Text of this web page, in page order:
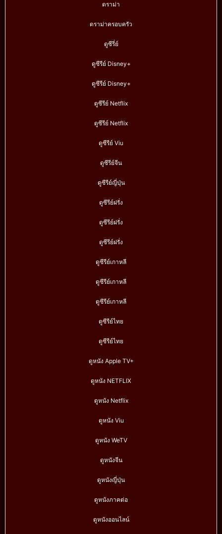
ดราม่า
ดราม่าครอบครัว
ดูซีรี่ย์
ดูซีรีย์ Disney+
ดูซีรีย์ Disney+
ดูซีรีย์ Netflix
ดูซีรีย์ Netflix
ดูซีรีย์ Viu
ดูซีรีย์จีน
ดูซีรีย์ญี่ปุ่น
ดูซีรีย์ฝรั่ง
ดูซีรีย์ฝรั่ง
ดูซีรีย์ฝรั่ง
ดูซีรีย์เกาหลี
ดูซีรีย์เกาหลี
ดูซีรีย์เกาหลี
ดูซีรีย์ไทย
ดูซีรีย์ไทย
ดูหนัง Apple TV+
ดูหนัง NETFLIX
ดูหนัง Netflix
ดูหนัง Viu
ดูหนัง WeTV
ดูหนังจีน
ดูหนังญี่ปุ่น
ดูหนังภาคต่อ
ดูหนังออนไลน์